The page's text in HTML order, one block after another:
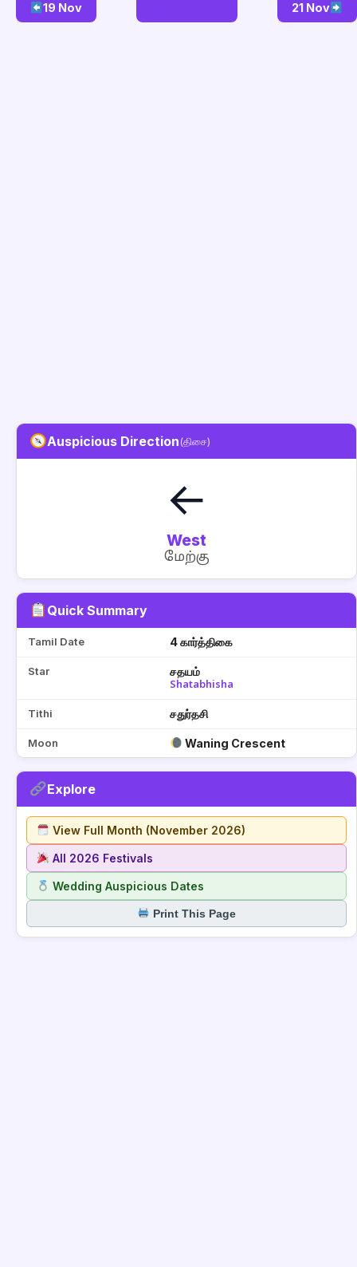
19 Nov 21 Nov
Auspicious Direction(திசை)
←
West
மேற்கு
Quick Summary
Tamil Date 4 கார்த்திகை
Star சதயம்
Shatabhisha
Tithi சதுர்தசி
Moon Waning Crescent
Explore
View Full Month (November 2026)
All 2026 Festivals
Wedding Auspicious Dates
Print This Page